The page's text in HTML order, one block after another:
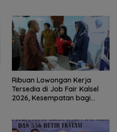
Ribuan Lowongan Kerja
Tersedia di Job Fair Kalsel
2026, Kesempatan bagi